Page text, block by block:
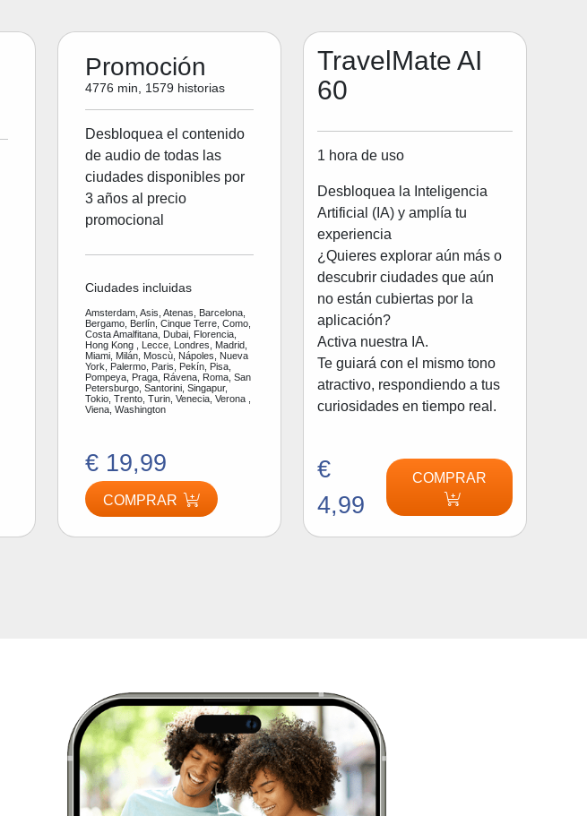
Promoción
4776 min, 1579 historias
Desbloquea el contenido
de audio de todas las
ciudades disponibles por
3 años al precio
promocional
Ciudades incluidas
Amsterdam, Asis, Atenas, Barcelona,
Bergamo, Berlín, Cinque Terre, Como,
Costa Amalfitana, Dubai, Florencia,
Hong Kong , Lecce, Londres, Madrid,
Miami, Milán, Moscù, Nápoles, Nueva
York, Palermo, Paris, Pekín, Pisa,
Pompeya, Praga, Rávena, Roma, San
Petersburgo, Santorini, Singapur,
Tokio, Trento, Turin, Venecia, Verona ,
Viena, Washington
€ 19,99
COMPRAR
TravelMate AI
60
1 hora de uso
Desbloquea la Inteligencia
Artificial (IA) y amplía tu
experiencia
¿Quieres explorar aún más o
descubrir ciudades que aún
no están cubiertas por la
aplicación?
Activa nuestra IA.
Te guiará con el mismo tono
atractivo, respondiendo a tus
curiosidades en tiempo real.
€
4,99
COMPRAR